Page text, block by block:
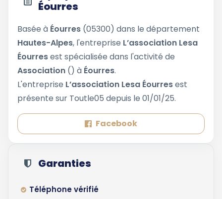
Éourres
Basée à Éourres (05300) dans le département
Hautes-Alpes, l'entreprise L’association Lesa
Éourresest spécialisée dans l'activité de
Association () à Éourres.
L'entreprise L’association Lesa Éourresest
présente sur Toutle05 depuis le 01/01/25.
Facebook
Garanties
Téléphone vérifié